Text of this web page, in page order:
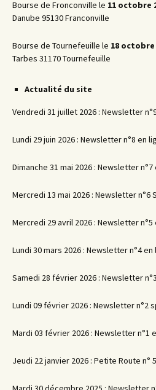
Bourse de Fronconville le 11 octobre
Danube 95130 Franconville
Bourse de Tournefeuille le 18 octobre
Tarbes 31170 Tournefeuille
Actualité du site
Vendredi 31 juillet 2026 : Newsletter
Lundi 29 juin 2026 : Newsletter n°8 en
Dimanche 31 mai 2026 : Newsletter n°7
Mercredi 13 mai 2026 : Newsletter n°6
Mercredi 29 avril 2026 : Newsletter n°5
Lundi 30 mars 2026 : Newsletter n°4 en
Samedi 28 février 2026 : Newsletter
Lundi 09 février 2026 : Newsletter n°2
Mardi 03 février 2026 : Newsletter n°1
Jeudi 22 janvier 2026 : Petite Route n°